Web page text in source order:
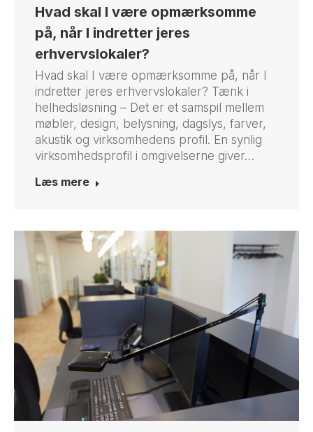
Hvad skal I være opmærksomme
på, når I indretter jeres
erhvervslokaler?
Hvad skal I være opmærksomme på, når I
indretter jeres erhvervslokaler? Tænk i
helhedsløsning – Det er et samspil mellem
møbler, design, belysning, dagslys, farver,
akustik og virksomhedens profil. En synlig
virksomhedsprofil i omgivelserne giver…
Læs mere